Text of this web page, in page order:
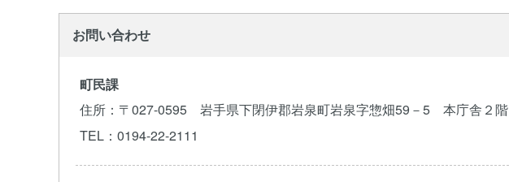
お問い合わせ
町民課
住所 ：〒027-0595 岩手県下閉伊郡岩泉町岩泉字惣畑59－5 本庁舎２階
TEL ：0194-22-2111